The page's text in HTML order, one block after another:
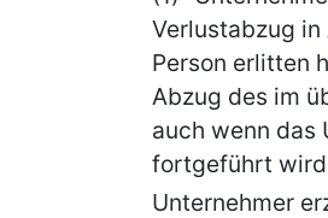
Verlustabzug
Person erlitten
Abzug des im
auch wenn das
fortgeführt
Unternehmer